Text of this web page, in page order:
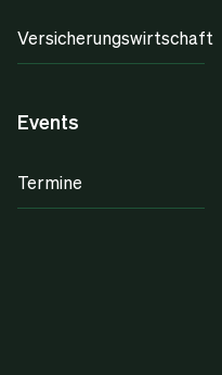
Versicherungswirtschaft
Events
Termine